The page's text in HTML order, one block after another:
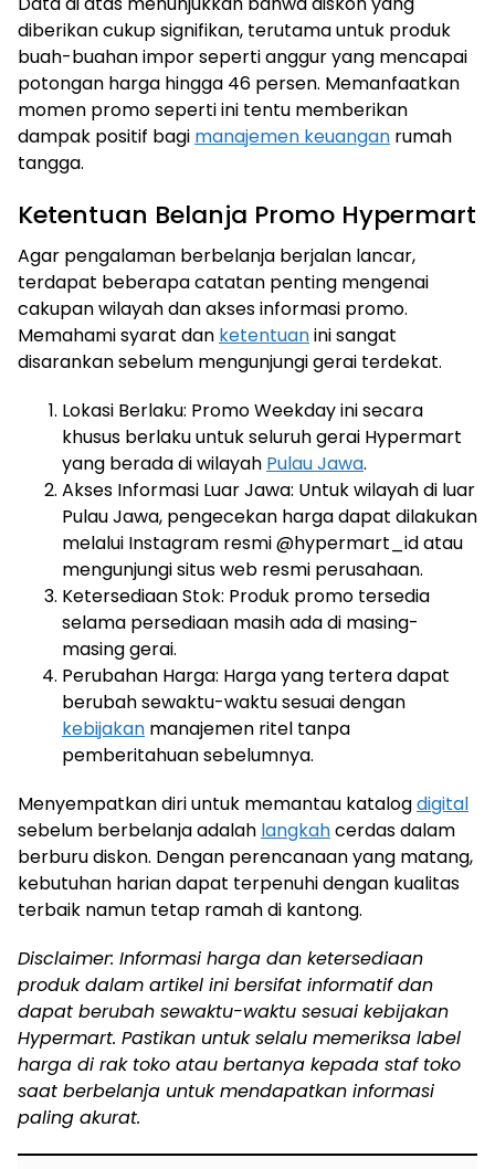
diberikan cukup signifikan, terutama untuk produk
buah-buahan impor seperti anggur yang mencapai
potongan harga hingga 46 persen. Memanfaatkan
momen promo seperti ini tentu memberikan
dampak positif bagi manajemen keuangan rumah
tangga.
Ketentuan Belanja Promo Hypermart
Agar pengalaman berbelanja berjalan lancar,
terdapat beberapa catatan penting mengenai
cakupan wilayah dan akses informasi promo.
Memahami syarat dan ketentuanini sangat
disarankan sebelum mengunjungi gerai terdekat.
Lokasi Berlaku: Promo Weekday ini secara
khusus berlaku untuk seluruh gerai Hypermart
yang berada di wilayah Pulau Jawa.
Akses Informasi Luar Jawa: Untuk wilayah di luar
Pulau Jawa, pengecekan harga dapat dilakukan
melalui Instagram resmi @hypermart_id atau
mengunjungi situs web resmi perusahaan.
Ketersediaan Stok: Produk promo tersedia
selama persediaan masih ada di masing-
masing gerai.
Perubahan Harga: Harga yang tertera dapat
berubah sewaktu-waktu sesuai dengan
kebijakan manajemen ritel tanpa
pemberitahuan sebelumnya.
Menyempatkan diri untuk memantau katalogdigital
sebelum berbelanja adalah langkahcerdas dalam
berburu diskon. Dengan perencanaan yang matang,
kebutuhan harian dapat terpenuhi dengan kualitas
terbaik namun tetap ramah di kantong.
Disclaimer: Informasi harga dan ketersediaan
produk dalam artikel ini bersifat informatif dan
dapat berubah sewaktu-waktu sesuai kebijakan
Hypermart. Pastikan untuk selalu memeriksa label
harga di rak toko atau bertanya kepada staf toko
saat berbelanja untuk mendapatkan informasi
paling akurat.